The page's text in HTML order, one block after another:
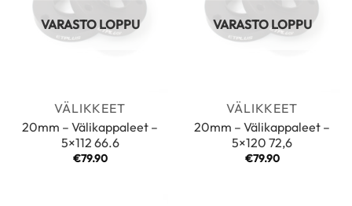
VARASTO LOPPU
VÄLIKKEET
20mm – Välikappaleet –
5×112 66.6
€79.90
VARASTO LOPPU
VÄLIKKEET
20mm – Välikappaleet –
5×120 72,6
€79.90